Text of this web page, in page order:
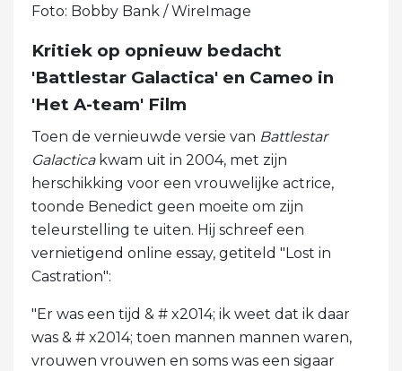
Foto: Bobby Bank / WireImage
Kritiek op opnieuw bedacht
'Battlestar Galactica' en Cameo in
'Het A-team' Film
Toen de vernieuwde versie van Battlestar
Galacticakwam uit in 2004, met zijn
herschikking voor een vrouwelijke actrice,
toonde Benedict geen moeite om zijn
teleurstelling te uiten. Hij schreef een
vernietigend online essay, getiteld "Lost in
Castration":
"Er was een tijd & # x2014; ik weet dat ik daar
was & # x2014; toen mannen mannen waren,
vrouwen vrouwen en soms was een sigaar